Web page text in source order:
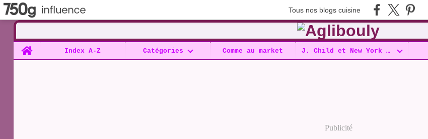
Tous nos blogs cuisine
Home
Index A-Z Catégories Comme au market J. Child et New York !!
Publicité